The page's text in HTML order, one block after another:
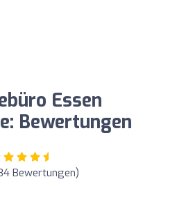
Essen
Bewertungen
Bewertungen)